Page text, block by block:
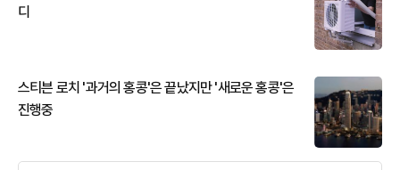
디
스티븐 로치 '과거의 홍콩'은 끝났지만 '새로운 홍콩'은
진행중